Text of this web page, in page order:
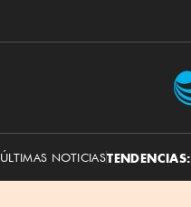
ÚLTIMAS NOTICIASTENDENCIAS: